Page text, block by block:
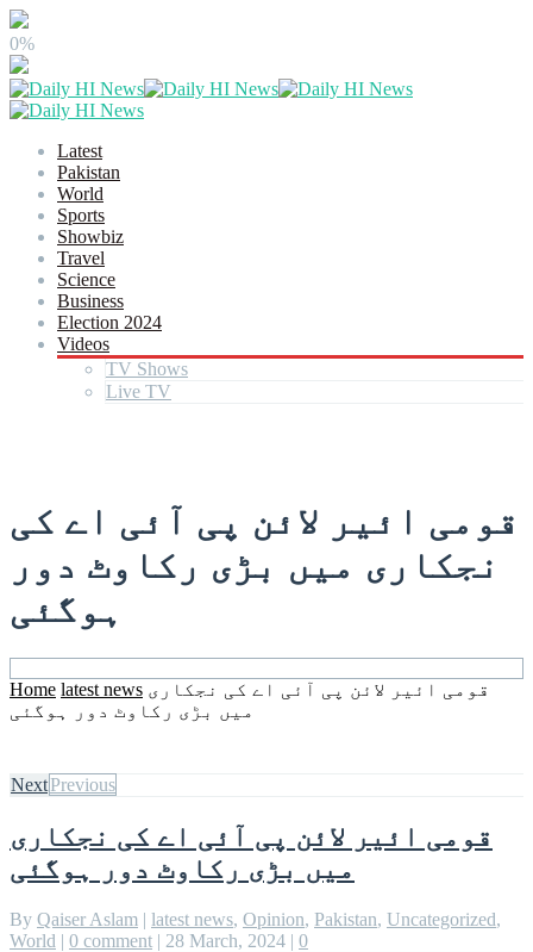
0%
Latest
Pakistan
World
Sports
Showbiz
Travel
Science
Business
Election 2024
Videos
TV Shows
Live TV
قومی ائیر لائن پی آئی اے کی
نجکاری میں بڑی رکاوٹ دور
ہوگئی
Home latest news قومی ائیر لائن پی آئی اے کی نجکاری
میں بڑی رکاوٹ دور ہوگئی
NextPrevious
قومی ائیر لائن پی آئی اے کی نجکاری
میں بڑی رکاوٹ دور ہوگئی
By Qaiser Aslam | latest news, Opinion, Pakistan, Uncategorized,
World | 0 comment | 28 March, 2024 | 0